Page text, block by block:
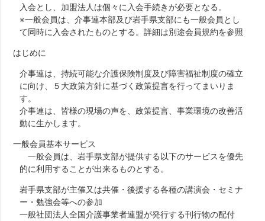
入会とし、加盟法人は個々に入会手続きが必要となる。
※一般会員は、介事連本部及び岩手県支部にも一般会員とし
て同時に入会されたものとする。詳細は別途会員規約を参照
はじめに
介事連は、持続可能な介護保険制度及び障害福祉制度の確立
に向け、５大政策方針に基づく政策提言を行ってまいりま
す。
介事連は、皆様の現場の声を、政策提言、事業環境の改善活
動に生かします。
一般会員基本サービス
一般会員は、岩手県支部が提供する以下のサービスを優先
的に利用することが出来るものとする。
岩手県支部が主催又は共催・後援する各種の講演会・セミナ
ー・勉強会等への参加
一般社団法人全国介護事業者連盟が発行する刊行物の配付